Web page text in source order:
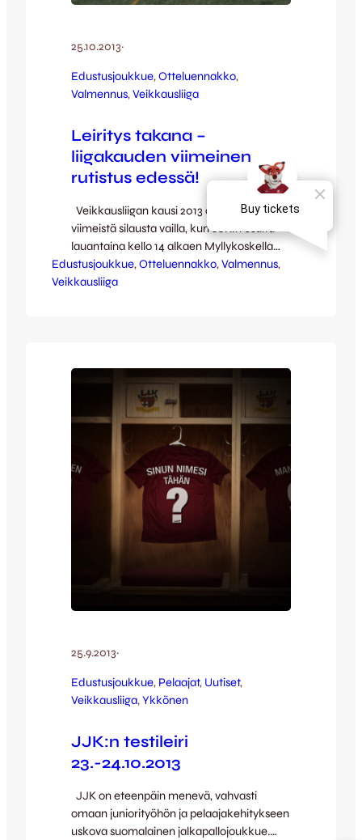
25.10.2013·
Edustusjoukkue, Otteluennakko
Valmennus, Veikkausliiga
Leiritys takana –
liigakauden viimeinen
rutistus edessä!
Veikkausliigan kausi 2013 on enää
viimeistä silausta vailla, kun JJK:n osalta
lauantaina kello 14 alkaen Myllykoskella
MYPA:n vieraana pelataan vuoden
viimeinen liigaottelu. Päätöskierrosta
osallistui parisenkymmentä pelaajaa liigaa
alemmilta, jo päättyneiltä sarjaportailta niin
lähialueilta kuin muualtakin. Juha
Pasoja oli…
Edustusjoukkue, Otteluennakko, Valmennus
Veikkausliiga
25.9.2013·
Edustusjoukkue, Pelaajat, Uutiset
Veikkausliiga, Ykkönen
JJK:n testileiri
23.-24.10.2013
JJK on eteenpäin menevä, vahvasti
omaan juniorityöhön ja pelaajakehitykseen
uskova suomalainen jalkapallojoukkue.